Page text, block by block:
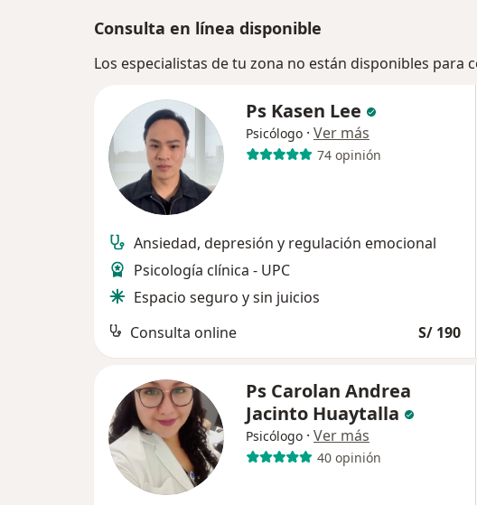
Consulta en línea disponible
Los especialistas de tu zona no están disponibles para
Ps Kasen Lee
Psicólogo · Ver más
74 opinión
Ansiedad, depresión y regulación emocional
Psicología clínica - UPC
Espacio seguro y sin juicios
Consulta online
S/ 190
Ps Carolan Andrea
Jacinto Huaytalla
Psicólogo · Ver más
40 opinión